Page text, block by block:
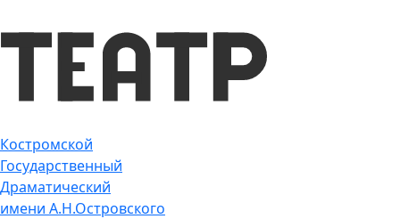
Костромской
Государственный
Драматический
имени А.Н.Островского